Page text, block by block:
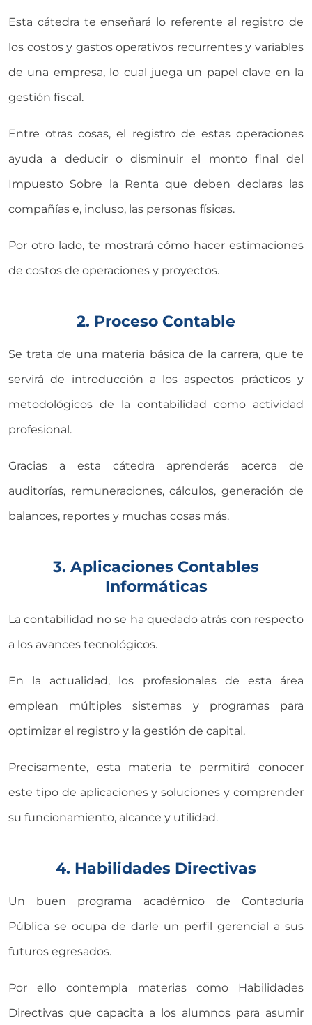
Esta cátedra te enseñará lo referente al registro de
los costos y gastos operativos recurrentes y variables
de una empresa, lo cual juega un papel clave en la
gestión fiscal.
Entre otras cosas, el registro de estas operaciones
ayuda a deducir o disminuir el monto final del
Impuesto Sobre la Renta que deben declaras las
compañías e, incluso, las personas físicas.
Por otro lado, te mostrará cómo hacer estimaciones
de costos de operaciones y proyectos.
2. Proceso Contable
Se trata de una materia básica de la carrera, que te
servirá de introducción a los aspectos prácticos y
metodológicos de la contabilidad como actividad
profesional.
Gracias a esta cátedra aprenderás acerca de
auditorías, remuneraciones, cálculos, generación de
balances, reportes y muchas cosas más.
3. Aplicaciones Contables
Informáticas
La contabilidad no se ha quedado atrás con respecto
a los avances tecnológicos.
En la actualidad, los profesionales de esta área
emplean múltiples sistemas y programas para
optimizar el registro y la gestión de capital.
Precisamente, esta materia te permitirá conocer
este tipo de aplicaciones y soluciones y comprender
su funcionamiento, alcance y utilidad.
4. Habilidades Directivas
Un buen programa académico de Contaduría
Pública se ocupa de darle un perfil gerencial a sus
futuros egresados.
Por ello contempla materias como Habilidades
Directivas que capacita a los alumnos para asumir